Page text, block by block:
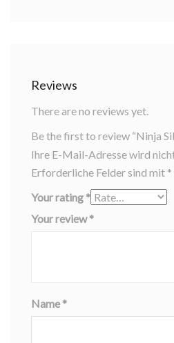
Reviews
There are no reviews yet.
Be the first to review “Ninja
Ihre E-Mail-Adresse wird
Erforderliche Felder sind mit *
Your rating *
Your review*
Name*